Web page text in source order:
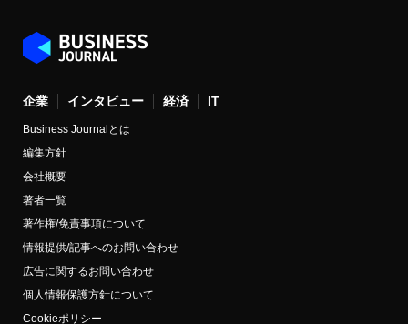
企業 インタビュー 経済 IT
Business Journalとは
編集方針
会社概要
著者一覧
著作権/免責事項について
情報提供/記事へのお問い合わせ
広告に関するお問い合わせ
個人情報保護方針について
Cookieポリシー